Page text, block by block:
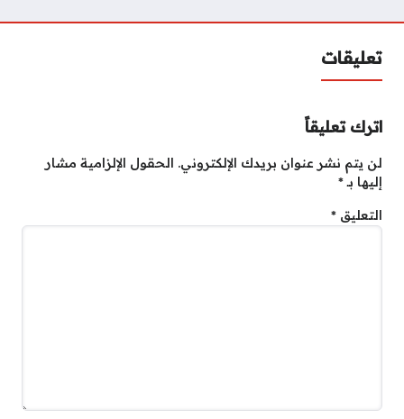
تعليقات
اترك تعليقاً
لن يتم نشر عنوان بريدك الإلكتروني. الحقول الإلزامية مشار
إليها بـ*
التعليق *